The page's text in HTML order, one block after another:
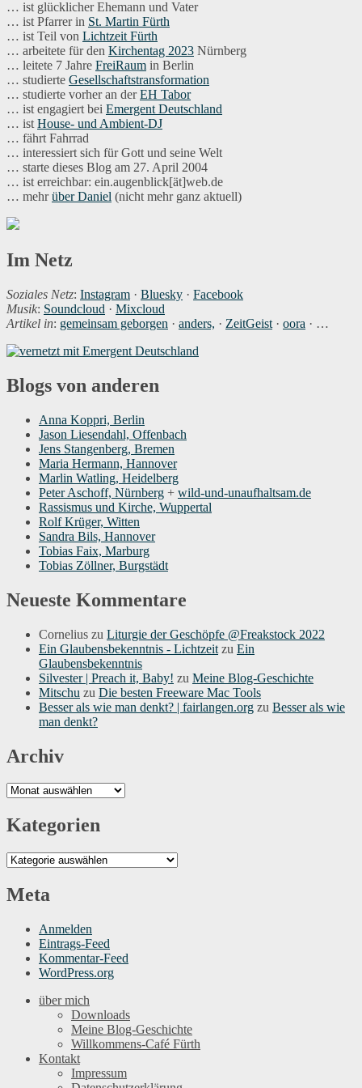
… ist glücklicher Ehemann und Vater
… ist Pfarrer in St. Martin Fürth
… ist Teil von Lichtzeit Fürth
… arbeitete für den Kirchentag 2023 Nürnberg
… leitete 7 Jahre FreiRaum in Berlin
… studierte Gesellschaftstransformation
… studierte vorher an derEH Tabor
… ist engagiert bei Emergent Deutschland
… ist House- und Ambient-DJ
… fährt Fahrrad
… interessiert sich für Gott und seine Welt
… starte dieses Blog am 27. April 2004
… ist erreichbar: ein.augenblick[ät]web.de
… mehrüber Daniel (nicht mehr ganz aktuell)
Im Netz
Soziales Netz: Instagram · Bluesky · Facebook
Musik: Soundcloud · Mixcloud
Artikel in: gemeinsam geborgen · anders, · ZeitGeist · oora · …
Blogs von anderen
Anna Koppri, Berlin
Jason Liesendahl, Offenbach
Jens Stangenberg, Bremen
Maria Hermann, Hannover
Marlin Watling, Heidelberg
Peter Aschoff, Nürnberg + wild-und-unaufhaltsam.de
Rassismus und Kirche, Wuppertal
Rolf Krüger, Witten
Sandra Bils, Hannover
Tobias Faix, Marburg
Tobias Zöllner, Burgstädt
Neueste Kommentare
Cornelius zu Liturgie der Geschöpfe @Freakstock 2022
Ein Glaubensbekenntnis - Lichtzeit zu Ein
Glaubensbekenntnis
Silvester | Preach it, Baby! zu Meine Blog-Geschichte
Mitschu zu Die besten Freeware Mac Tools
Besser als wie man denkt? | fairlangen.org zu Besser als wie
man denkt?
Archiv
Archiv
Kategorien
Kategorien
Meta
Anmelden
Eintrags-Feed
Kommentar-Feed
WordPress.org
über mich
Downloads
Meine Blog-Geschichte
Willkommens-Café Fürth
Kontakt
Impressum